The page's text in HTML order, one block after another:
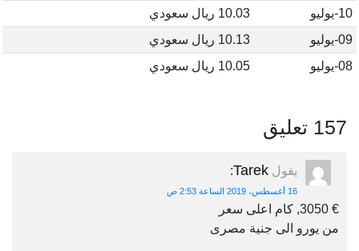
10-يوليو
10.03 ريال سعودي
09-يوليو
10.13 ريال سعودي
08-يوليو
10.05 ريال سعودي
157 تعليق
يقول Tarek
:
16 أغسطس، 2019 الساعة 2:53 ص
€ 3050, كام اعلى سعر
من يورو الى جنية مصرى